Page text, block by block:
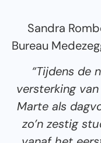
Sandra
Bureau
“Tijdens de
versterking
Marte als
zo’n zestig